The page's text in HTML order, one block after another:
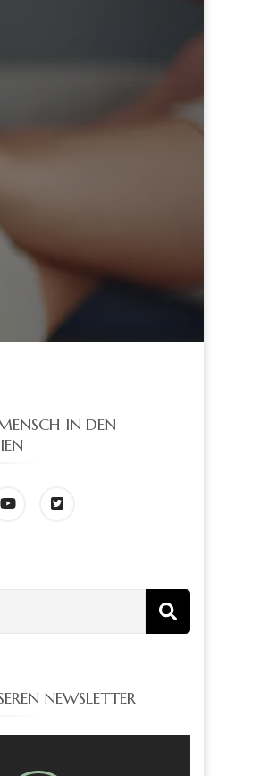
IN DEN
NEWSLETTER